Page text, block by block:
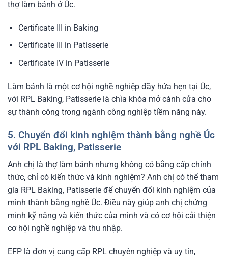
thợ làm bánh ở Úc.
Certificate III in Baking
Certificate III in Patisserie
Certificate IV in Patisserie
Làm bánh là một cơ hội nghề nghiệp đầy hứa hẹn tại Úc,
với RPL Baking, Patisserie là chìa khóa mở cánh cửa cho
sự thành công trong ngành công nghiệp tiềm năng này.
5. Chuyển đổi kinh nghiệm thành bằng nghề Úc
với RPL Baking, Patisserie
Anh chị là thợ làm bánh nhưng không có bằng cấp chính
thức, chỉ có kiến thức và kinh nghiệm? Anh chị có thể tham
gia RPL Baking, Patisserie để chuyển đổi kinh nghiệm của
mình thành bằng nghề Úc. Điều này giúp anh chị chứng
minh kỹ năng và kiến thức của mình và có cơ hội cải thiện
cơ hội nghề nghiệp và thu nhập.
EFP là đơn vị cung cấp RPL chuyên nghiệp và uy tín,